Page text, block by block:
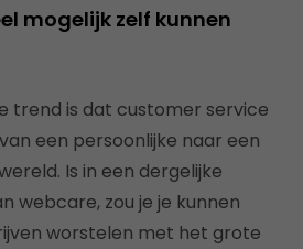
mogelijk zelf kunnen
trend is dat customer service
een persoonlijke naar een
Is in een dergelijke
webcare, zou je je kunnen
worstelen met het grote